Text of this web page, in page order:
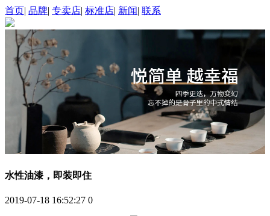
首页| 品牌| 专卖店| 标准店| 新闻| 联系
水性油漆，即装即住
2019-07-18 16:52:27 0